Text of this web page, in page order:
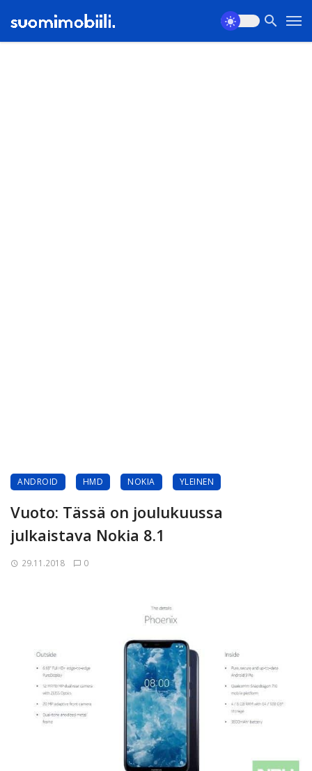
ANDROID HMD NOKIA YLEINEN
Vuoto: Tässä on joulukuussa
julkaistava Nokia 8.1
29.11.2018 0